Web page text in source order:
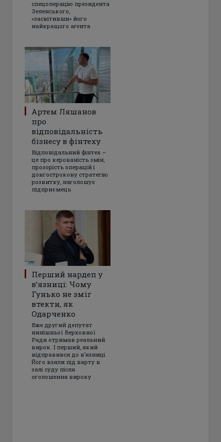
спецоперацію президента
Зеленського,
«засвітивши» його
найкращого агента
Артем Ляшанов
про
відповідальність
бізнесу в фінтеху
Відповідальний фінтех –
це про керованість змін,
прозорість операцій і
довгострокову стратегію
розвитку, наголошує
підприємець
Перший нардеп у
в’язниці: Чому
Гунько не зміг
втекти, як
Одарченко
Вже другий депутат
нинішньої Верховної
Ради отримав реальний
вирок. І перший, який
відправився до в’язниці.
Його взяли під варту в
залі суду після
оголошення вироку